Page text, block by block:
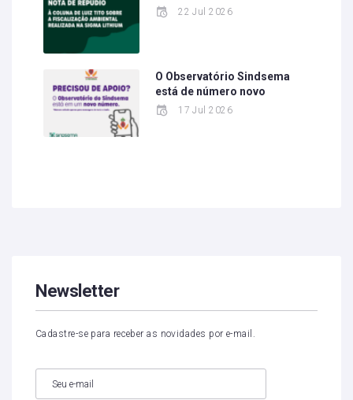
22 Jul 2026
O Observatório Sindsema
está de número novo
17 Jul 2026
Newsletter
Cadastre-se para receber as novidades por e-mail.